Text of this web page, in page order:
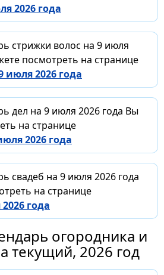
2026 года
стрижки волос на 9 июля
посмотреть на странице
июля 2026 года
дел на 9 июля 2026 года Вы
на странице
2026 года
свадеб на 9 июля 2026 года
на странице
года
огородника и
текущий, 2026 год